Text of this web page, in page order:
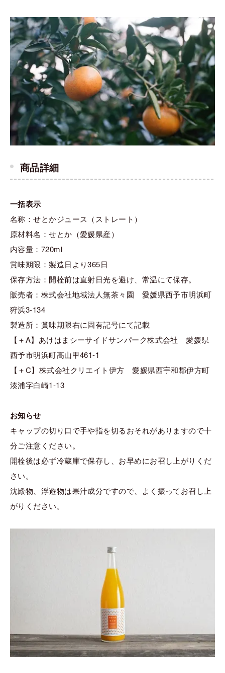
商品詳細
一括表示
名称：せとかジュース（ストレート）
原材料名：せとか（愛媛県産）
内容量：720ml
賞味期限：製造日より365日
保存方法：開栓前は直射日光を避け、常温にて保存。
販売者：株式会社地域法人無茶々園 愛媛県西予市明浜町
狩浜3-134
製造所：賞味期限右に固有記号にて記載
【＋A】あけはまシーサイドサンパーク株式会社 愛媛県
西予市明浜町高山甲461-1
【＋C】株式会社クリエイト伊方 愛媛県西宇和郡伊方町
湊浦字白崎1-13
お知らせ
キャップの切り口で手や指を切るおそれがありますので十
分ご注意ください。
開栓後は必ず冷蔵庫で保存し、お早めにお召し上がりくだ
さい。
沈殿物、浮遊物は果汁成分ですので、よく振ってお召し上
がりください。